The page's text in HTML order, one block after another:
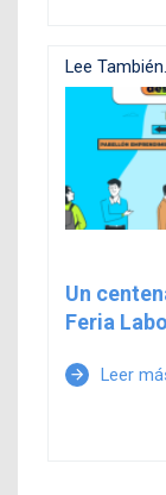
Lee
Un
Feria
arrow_forward Leer